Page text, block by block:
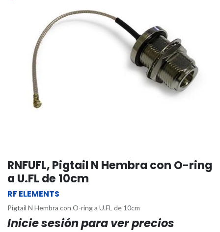
RNFUFL, Pigtail N Hembra con O-ring
a U.FL de 10cm
RF ELEMENTS
Pigtail N Hembra con O-ring a U.FL de 10cm
Inicie sesión para ver precios